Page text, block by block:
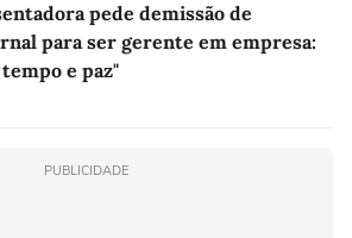
pede demissão de
para ser gerente em empresa:
e paz"
PUBLICIDADE